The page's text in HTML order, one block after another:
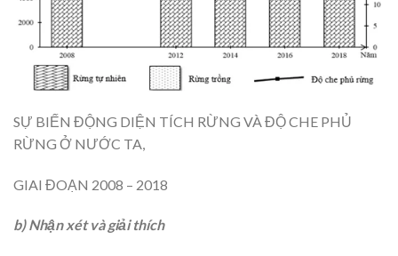
SỰ BIẾN ĐỘNG DIỆN TÍCH RỪNG VÀ ĐỘ CHE PHỦ
RỪNG Ở NƯỚC TA,
GIAI ĐOẠN 2008 – 2018
b) Nhận xét và giải thích